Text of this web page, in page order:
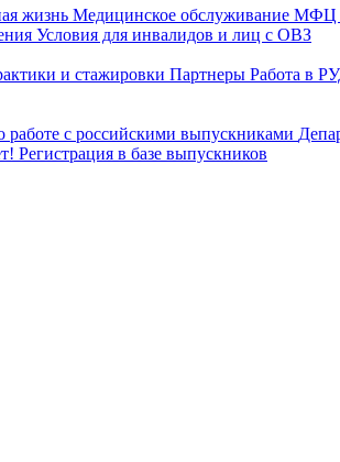
жизнь Медицинское обслуживание МФЦ
Условия для инвалидов и лиц с ОВЗ
и стажировки Партнеры Работа в
работе с российскими выпускниками
Регистрация в базе выпускников